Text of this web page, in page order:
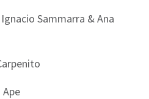
Ignacio Sammarra & Ana
Ape